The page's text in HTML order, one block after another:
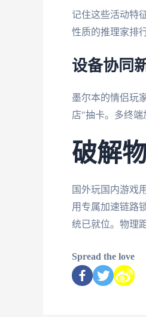
记住这些活动特
性质的推理家排
设备协同
墨尔本的情侣玩
店"抽卡。多终端
破解
国外玩国内游戏
用专属加速链路
统已就位。物理
Spread the love